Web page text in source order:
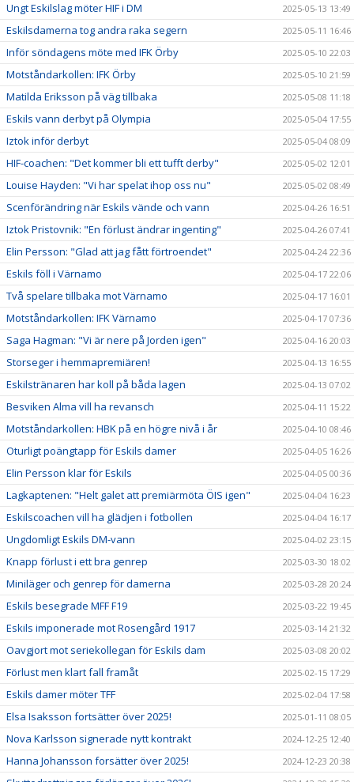
Ungt Eskilslag möter HIF i DM 2025-05-13 13:49
Eskilsdamerna tog andra raka segern 2025-05-11 16:46
Inför söndagens möte med IFK Örby 2025-05-10 22:03
Motståndarkollen: IFK Örby 2025-05-10 21:59
Matilda Eriksson på väg tillbaka 2025-05-08 11:18
Eskils vann derbyt på Olympia 2025-05-04 17:55
Iztok inför derbyt 2025-05-04 08:09
HIF-coachen: "Det kommer bli ett tufft derby" 2025-05-02 12:01
Louise Hayden: "Vi har spelat ihop oss nu" 2025-05-02 08:49
Scenförändring när Eskils vände och vann 2025-04-26 16:51
Iztok Pristovnik: "En förlust ändrar ingenting" 2025-04-26 07:41
Elin Persson: "Glad att jag fått förtroendet" 2025-04-24 22:36
Eskils föll i Värnamo 2025-04-17 22:06
Två spelare tillbaka mot Värnamo 2025-04-17 16:01
Motståndarkollen: IFK Värnamo 2025-04-17 07:36
Saga Hagman: "Vi är nere på Jorden igen" 2025-04-16 20:03
Storseger i hemmapremiären! 2025-04-13 16:55
Eskilstränaren har koll på båda lagen 2025-04-13 07:02
Besviken Alma vill ha revansch 2025-04-11 15:22
Motståndarkollen: HBK på en högre nivå i år 2025-04-10 08:46
Oturligt poängtapp för Eskils damer 2025-04-05 16:26
Elin Persson klar för Eskils 2025-04-05 00:36
Lagkaptenen: "Helt galet att premiärmöta ÖIS igen" 2025-04-04 16:23
Eskilscoachen vill ha glädjen i fotbollen 2025-04-04 16:17
Ungdomligt Eskils DM-vann 2025-04-02 23:15
Knapp förlust i ett bra genrep 2025-03-30 18:02
Miniläger och genrep för damerna 2025-03-28 20:24
Eskils besegrade MFF F19 2025-03-22 19:45
Eskils imponerade mot Rosengård 1917 2025-03-14 21:32
Oavgjort mot seriekollegan för Eskils dam 2025-03-08 20:02
Förlust men klart fall framåt 2025-02-15 17:29
Eskils damer möter TFF 2025-02-04 17:58
Elsa Isaksson fortsätter över 2025! 2025-01-11 08:05
Nova Karlsson signerade nytt kontrakt 2024-12-25 12:40
Hanna Johansson forsätter över 2025! 2024-12-23 20:38